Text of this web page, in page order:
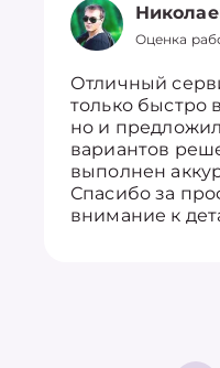
Оценка
Отличный
только быстро
но и
вариантов
выполнен
Спасибо за
внимание к